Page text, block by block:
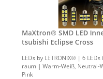
MaX­tron® SMD LED
tsu­bi­shi Eclip­se Cross
LEDs by LE­TRO­NIX® | 6
raum | Warm-​Weiß, Neutral-​
Pink